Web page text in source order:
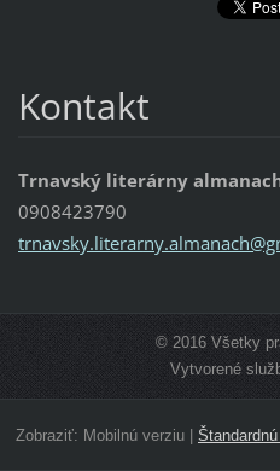
Kontakt
Trnavský literárny
0908423790
trnavsky.literarny.alman
© 2016 Všetky
Vytvorené
Zobraziť: Mobilnú verziu|